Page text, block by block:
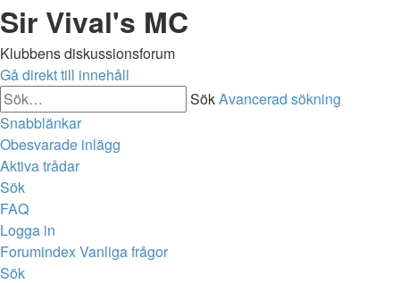
Sir Vival's MC
Klubbens diskussionsforum
Gå direkt till innehåll
SökAvancerad sökning
Snabblänkar
Obesvarade inlägg
Aktiva trådar
Sök
FAQ
Logga in
ForumindexVanliga frågor
Sök